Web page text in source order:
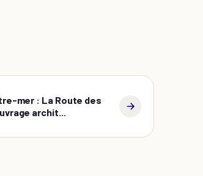
mer : La Route des
archit...